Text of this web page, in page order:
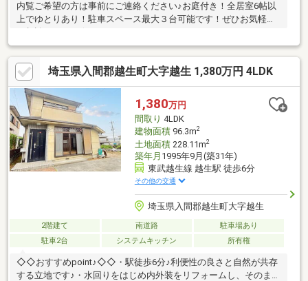
内覧ご希望の方は事前にご連絡ください♪お庭付き！全居室6帖以
上でゆとりあり！駐車スペース最大３台可能です！ぜひお気軽に
埼玉県入間郡越生町大字越生 1,380万円 4LDK
1,380万円
間取り 4LDK
建物面積96.3m2
土地面積228.11m2
築年月 1995年9月(築31年)
東武越生線 越生駅 徒歩6分
その他の交通
埼玉県入間郡越生町大字越生
2階建て 南道路
駐車場あり
駐車2台
システムキッチン 所有権
◇◇おすすめpoint♪◇◇・駅徒歩6分♪利便性の良さと自然が共存
する立地です♪・水回りをはじめ内外装をリフォームし、そのまま